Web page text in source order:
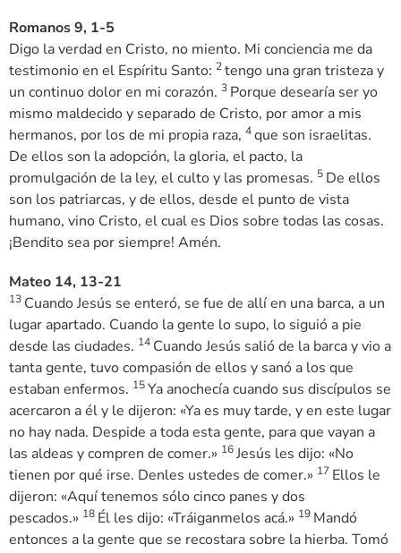
Romanos 9, 1-5
Digo la verdad en Cristo, no miento. Mi conciencia me da
testimonio en el Espíritu Santo: 2tengo una gran tristeza y
un continuo dolor en mi corazón. 3 Porque desearía ser yo
mismo maldecido y separado de Cristo, por amor a mis
hermanos, por los de mi propia raza, 4que son israelitas.
De ellos son la adopción, la gloria, el pacto, la
promulgación de la ley, el culto y las promesas. 5 De ellos
son los patriarcas, y de ellos, desde el punto de vista
humano, vino Cristo, el cual es Dios sobre todas las cosas.
¡Bendito sea por siempre! Amén.
Mateo 14, 13-21
13 Cuando Jesús se enteró, se fue de allí en una barca, a un
lugar apartado. Cuando la gente lo supo, lo siguió a pie
desde las ciudades. 14 Cuando Jesús salió de la barca y vio a
tanta gente, tuvo compasión de ellos y sanó a los que
estaban enfermos. 15Ya anochecía cuando sus discípulos se
acercaron a él y le dijeron: «Ya es muy tarde, y en este lugar
no hay nada. Despide a toda esta gente, para que vayan a
las aldeas y compren de comer.» 16Jesús les dijo: «No
tienen por qué irse. Denles ustedes de comer.» 17 Ellos le
dijeron: «Aquí tenemos sólo cinco panes y dos
pescados.» 18 Él les dijo: «Tráiganmelos acá.» 19 Mandó
entonces a la gente que se recostara sobre la hierba. Tomó